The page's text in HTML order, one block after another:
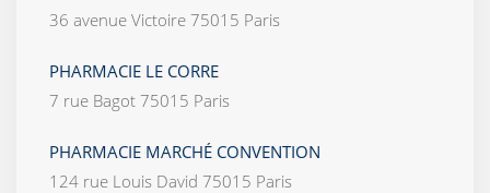
36 avenue Victoire 75015 Paris
PHARMACIE LE CORRE
7 rue Bagot 75015 Paris
PHARMACIE MARCHÉ CONVENTION
124 rue Louis David 75015 Paris